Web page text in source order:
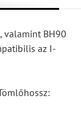
valamint BH90
az I-